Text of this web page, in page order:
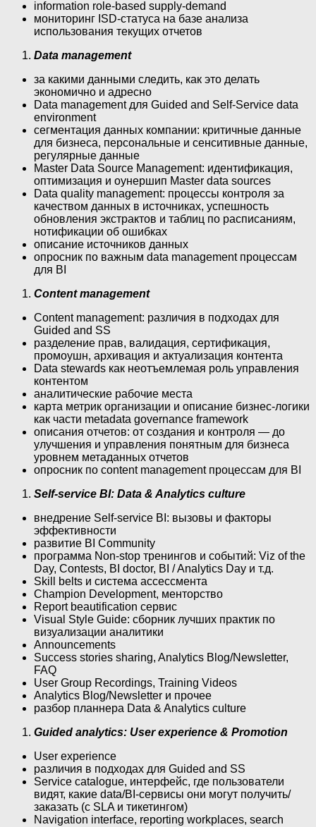
information role-based supply-demand
мониторинг ISD-статуса на базе анализа
использования текущих отчетов
Data management
за какими данными следить, как это делать
экономично и адресно
Data management для Guided and Self-Service data
environment
сегментация данных компании: критичные данные
для бизнеса, персональные и сенситивные данные,
регулярные данные
Master Data Source Management: идентификация,
оптимизация и оунершип Master data sources
Data quality management: процессы контроля за
качеством данных в источниках, успешность
обновления экстрактов и таблиц по расписаниям,
нотификации об ошибках
описание источников данных
опросник по важным data management процессам
для BI
Content management
Content management: различия в подходах для
Guided and SS
разделение прав, валидация, сертификация,
промоушн, архивация и актуализация контента
Data stewards как неотъемлемая роль управления
контентом
аналитические рабочие места
карта метрик организации и описание бизнес-логики
как части metadata governance framework
описания отчетов: от создания и контроля — до
улучшения и управления понятным для бизнеса
уровнем метаданных отчетов
опросник по content management процессам для BI
Self-service BI: Data & Analytics culture
внедрение Self-service BI: вызовы и факторы
эффективности
развитие BI Community
программа Non-stop тренингов и событий: Viz of the
Day, Contests, BI doctor, BI / Analytics Day и т.д.
Skill belts и система ассессмента
Champion Development, менторство
Report beautification сервис
Visual Style Guide: сборник лучших практик по
визуализации аналитики
Announcements
Success stories sharing, Analytics Blog/Newsletter,
FAQ
User Group Recordings, Training Videos
Analytics Blog/Newsletter и прочее
разбор планнера Data & Analytics culture
Guided analytics: User experience & Promotion
User experience
различия в подходах для Guided and SS
Service catalogue, интерфейс, где пользователи
видят, какие data/BI-сервисы они могут получить/
заказать (с SLA и тикетингом)
Navigation interface, reporting workplaces, search